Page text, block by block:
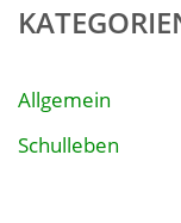
Allgemein
Schulleben